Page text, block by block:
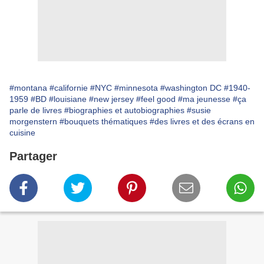
#montana #californie #NYC #minnesota #washington DC #1940-
1959 #BD #louisiane #new jersey #feel good #ma jeunesse #ça
parle de livres #biographies et autobiographies #susie
morgenstern #bouquets thématiques #des livres et des écrans en
cuisine
Partager